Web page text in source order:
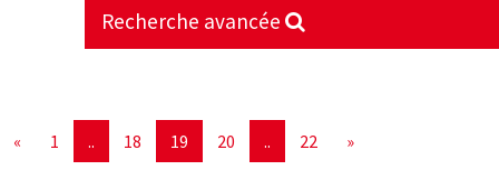
Recherche avancée
« 1 .. 18 19 20 .. 22 »